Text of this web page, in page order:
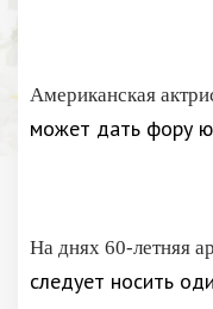
Американская
может дать фору
На днях 60-летняя
следует носить